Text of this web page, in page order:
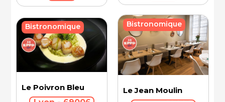
Le Poivron Bleu
Bistronomique
Le Jean Moulin
Bistronomique